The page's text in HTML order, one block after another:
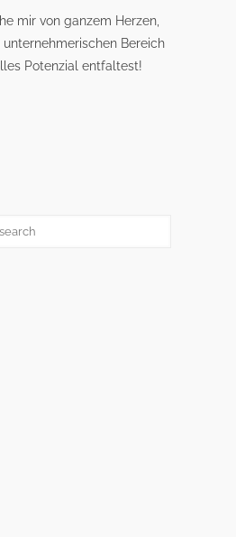
mir von ganzem Herzen,
Bereich
Potenzial entfaltest!